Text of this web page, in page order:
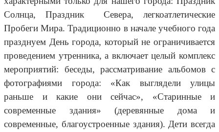
Солнца, Праздник Севера, легкоатлетические
Пробеги Мира. Традиционно в начале учебного года
празднуем День города, который не ограничивается
проведением утренника, а включает целый комплекс
мероприятий: беседы, рассматривание альбомов с
фотографиями города: «Как выглядели улицы
раньше и какие они сейчас», «Старинные и
современные здания» (деревянные дома и
современные, благоустроенные здания). Дети всегда